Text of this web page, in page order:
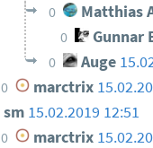
0 Matthias
0 Gunnar
0 Auge
0 marctrix
sm 15.02.2019 12:51
0 marctrix